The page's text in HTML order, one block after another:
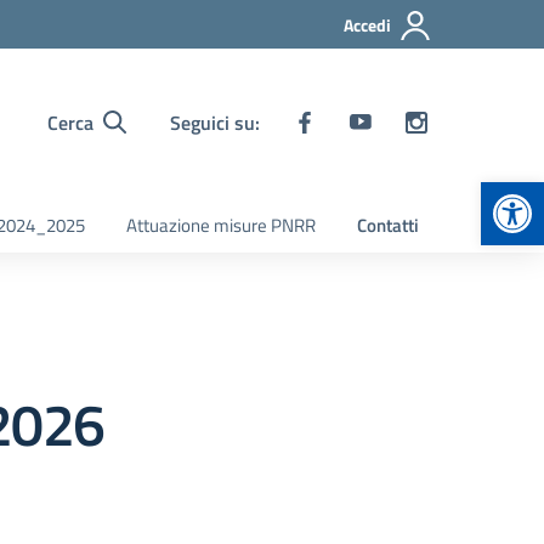
Accedi
Cerca Seguici su:
Attuazione misure PNRR Contatti